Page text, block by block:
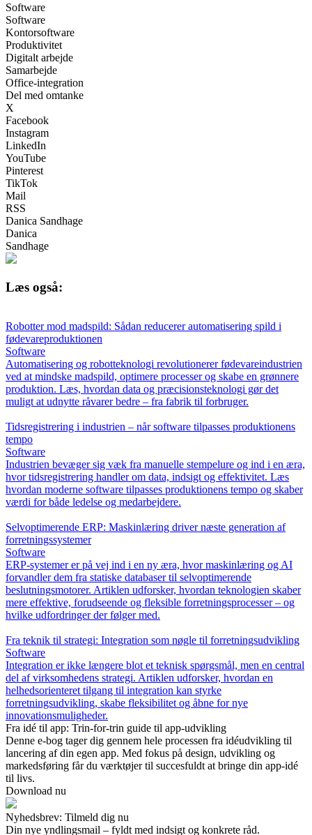
Software
Software
Kontorsoftware
Produktivitet
Digitalt arbejde
Samarbejde
Office-integration
Del med omtanke
X
Facebook
Instagram
LinkedIn
YouTube
Pinterest
TikTok
Mail
RSS
Danica Sandhage
Danica
Sandhage
Læs også:
Robotter mod madspild: Sådan reducerer automatisering spild i
fødevareproduktionen
Software
Automatisering og robotteknologi revolutionerer fødevareindustrien
ved at mindske madspild, optimere processer og skabe en grønnere
produktion. Læs, hvordan data og præcisionsteknologi gør det
muligt at udnytte råvarer bedre – fra fabrik til forbruger.
Tidsregistrering i industrien – når software tilpasses produktionens
tempo
Software
Industrien bevæger sig væk fra manuelle stempelure og ind i en æra,
hvor tidsregistrering handler om data, indsigt og effektivitet. Læs
hvordan moderne software tilpasses produktionens tempo og skaber
værdi for både ledelse og medarbejdere.
Selvoptimerende ERP: Maskinlæring driver næste generation af
forretningssystemer
Software
ERP-systemer er på vej ind i en ny æra, hvor maskinlæring og AI
forvandler dem fra statiske databaser til selvoptimerende
beslutningsmotorer. Artiklen udforsker, hvordan teknologien skaber
mere effektive, forudseende og fleksible forretningsprocesser – og
hvilke udfordringer der følger med.
Fra teknik til strategi: Integration som nøgle til forretningsudvikling
Software
Integration er ikke længere blot et teknisk spørgsmål, men en central
del af virksomhedens strategi. Artiklen udforsker, hvordan en
helhedsorienteret tilgang til integration kan styrke
forretningsudvikling, skabe fleksibilitet og åbne for nye
innovationsmuligheder.
Fra idé til app: Trin-for-trin guide til app-udvikling
Denne e-bog tager dig gennem hele processen fra idéudvikling til
lancering af din egen app. Med fokus på design, udvikling og
markedsføring får du værktøjer til succesfuldt at bringe din app-idé
til livs.
Download nu
Nyhedsbrev: Tilmeld dig nu
Din nye yndlingsmail – fyldt med indsigt og konkrete råd.